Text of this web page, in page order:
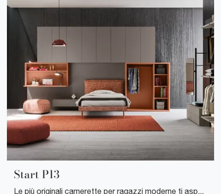
Start P13
Le più originali camerette per ragazzi moderne ti aspettano! Scopri il modello Start P13 di Clever.